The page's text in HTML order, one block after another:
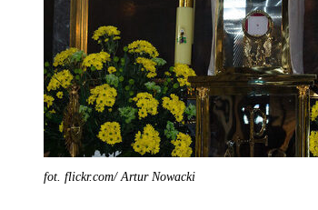
fot. flickr.com/ Artur Nowacki